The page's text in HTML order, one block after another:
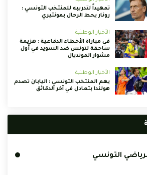
تمهيداً لتدريبه للمنتخب التونسي :
رونار يحط الرحال بمونتيري
الأخبار الوطنية
في مباراة الأخطاء الدفاعية : هزيمة
ساحقة لتونس ضد السويد في أول
مشوار المونديال
الأخبار الوطنية
يهم المنتخب التونسي : اليابان تصدم
هولندا بتعادل في آخر الدقائق
التونسي